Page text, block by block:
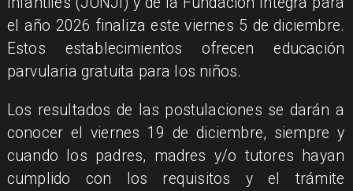
el año 2026 finaliza este viernes 5 de diciembre.
Estos establecimientos ofrecen educación
parvularia gratuita para los niños.
Los resultados de las postulaciones se darán a
conocer el viernes 19 de diciembre, siempre y
cuando los padres, madres y/o tutores hayan
cumplido con los requisitos y el trámite